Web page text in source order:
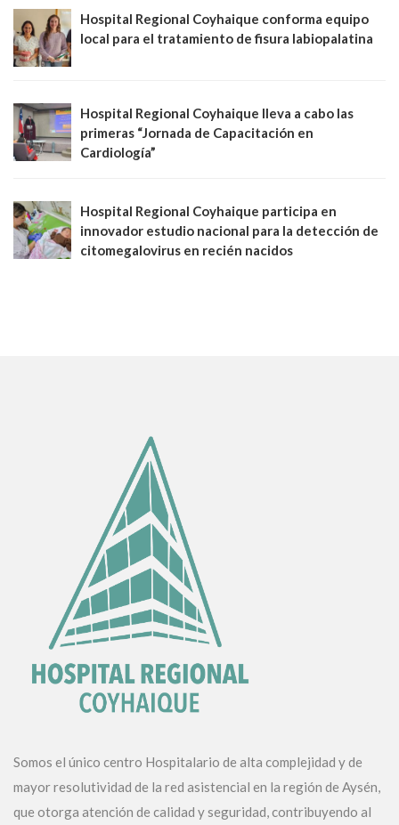
Hospital Regional Coyhaique conforma equipo
local para el tratamiento de fisura labiopalatina
Hospital Regional Coyhaique lleva a cabo las
primeras “Jornada de Capacitación en
Cardiología”
Hospital Regional Coyhaique participa en
innovador estudio nacional para la detección de
citomegalovirus en recién nacidos
Somos el único centro Hospitalario de alta complejidad y de
mayor resolutividad de la red asistencial en la región de Aysén,
que otorga atención de calidad y seguridad, contribuyendo al